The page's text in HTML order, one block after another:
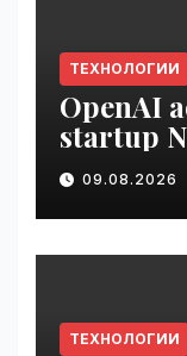
ТЕХНОЛОГИИ
OpenAI
startup
09.08.2026
ТЕХНОЛОГИИ